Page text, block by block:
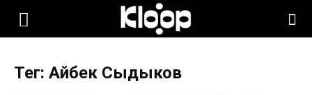
KLOOP.KG
Тег: Айбек Сыдыков